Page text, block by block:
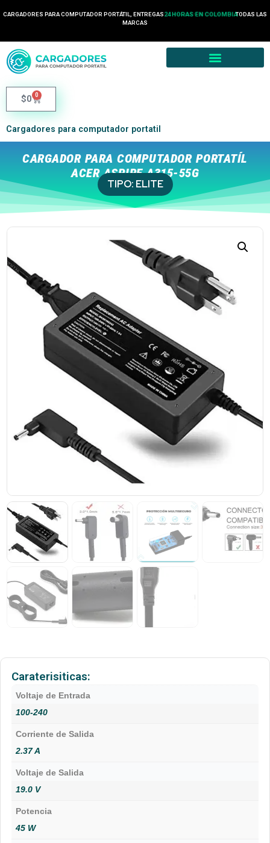
CARGADORES PARA COMPUTADOR PORTÁTIL, ENTREGAS 24 HORAS EN COLOMBIATODAS LAS
MARCAS
$0 0
Cargadores para computador portatil
CARGADOR PARA COMPUTADOR PORTATÍL
ACER ASPIRE A315-55G
TIPO: ELITE
Caraterisiticas:
Voltaje de Entrada
100-240
Corriente de Salida
2.37 A
Voltaje de Salida
19.0 V
Potencia
45 W